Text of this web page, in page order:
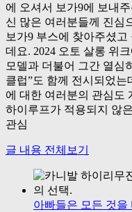
에 오셔서 보가9에 보내
신 많은 여러분들께 진심
보가9 부스에 찾아주셨
데요. 2024 오토 살롱 위
모델과 더불어 그간 열심
클럽”도 함께 전시되었
에 대한 여러분의 관심도
하이루프가 적용되지 않
관심
글 내용 전체보기
아빠들은 모든 것을